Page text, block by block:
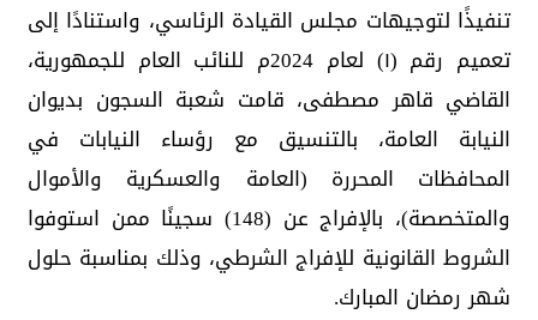
تنفيذًا لتوجيهات مجلس القيادة الرئاسي، واستنادًا إلى
تعميم رقم (١) لعام 2024م للنائب العام للجمهورية،
القاضي قاهر مصطفى، قامت شعبة السجون بديوان
النيابة العامة، بالتنسيق مع رؤساء النيابات في
المحافظات المحررة (العامة والعسكرية والأموال
والمتخصصة)، بالإفراج عن (148) سجينًا ممن استوفوا
الشروط القانونية للإفراج الشرطي، وذلك بمناسبة حلول
شهر رمضان المبارك.